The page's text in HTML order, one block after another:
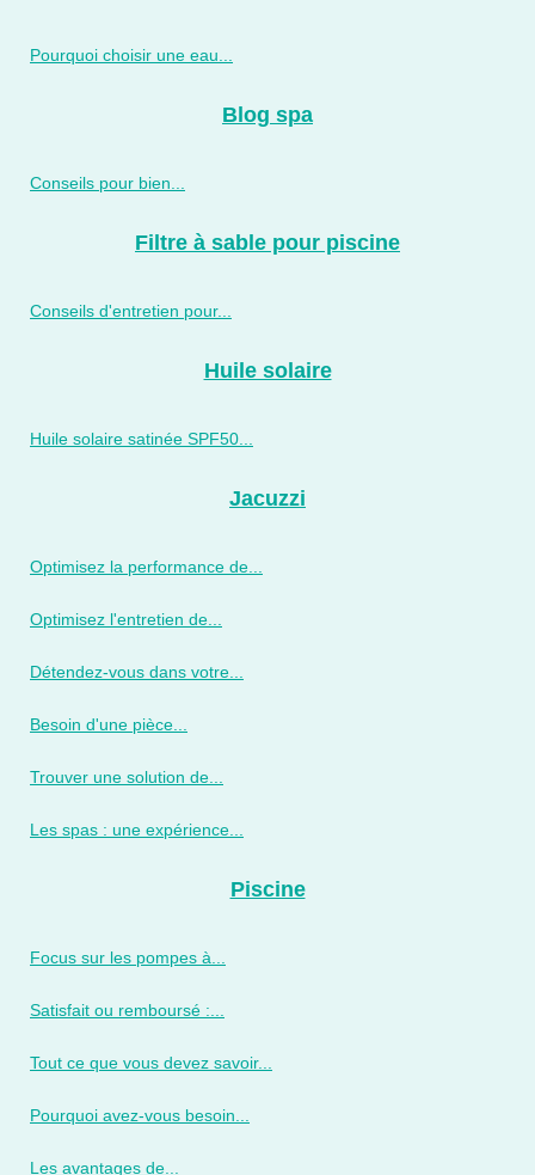
Pourquoi choisir une eau...
Blog spa
Conseils pour bien...
Filtre à sable pour piscine
Conseils d'entretien pour...
Huile solaire
Huile solaire satinée SPF50...
Jacuzzi
Optimisez la performance de...
Optimisez l'entretien de...
Détendez-vous dans votre...
Besoin d'une pièce...
Trouver une solution de...
Les spas : une expérience...
Piscine
Focus sur les pompes à...
Satisfait ou remboursé :...
Tout ce que vous devez savoir...
Pourquoi avez-vous besoin...
Les avantages de...